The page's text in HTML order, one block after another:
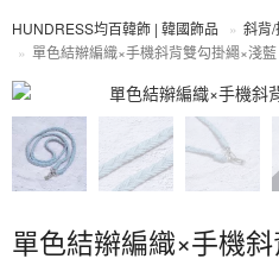
HUNDRESS均百韓飾 | 韓國飾品
斜背
單色結辮編織×手機斜背雙勾掛繩×淺藍
斜背/掛脖
單色結辮編織×手機